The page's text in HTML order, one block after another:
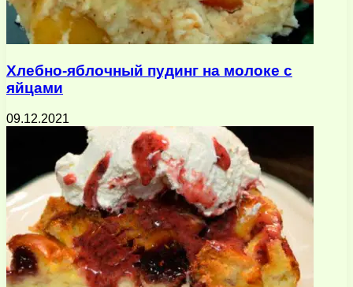
Хлебно-яблочный пудинг на молоке с
яйцами
09.12.2021